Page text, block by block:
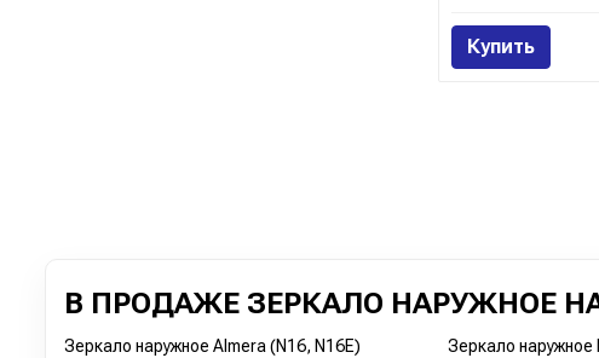
Купить
В ПРОДАЖЕ ЗЕРКАЛО НАРУЖНОЕ
Зеркало наружное Almera (N16, N16E)
Зеркало наружное